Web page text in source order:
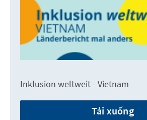
Inklusion weltweit - Vietnam
Tải xuống